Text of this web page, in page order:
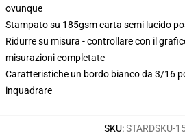
ovunque
Stampato su 185gsm carta semi lucido
Ridurre su misura - controllare con il
misurazioni completate
Caratteristiche un bordo bianco da 3/16
inquadrare
SKU:STARDSKU-